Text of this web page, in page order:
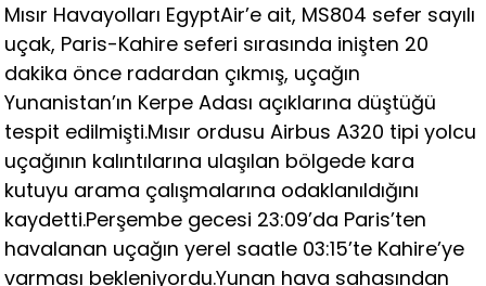
Mısır Havayolları EgyptAir’e ait, MS804 sefer sayılı
uçak, Paris-Kahire seferi sırasında inişten 20
dakika önce radardan çıkmış, uçağın
Yunanistan’ın Kerpe Adası açıklarına düştüğü
tespit edilmişti.Mısır ordusu Airbus A320 tipi yolcu
uçağının kalıntılarına ulaşılan bölgede kara
kutuyu arama çalışmalarına odaklanıldığını
kaydetti.Perşembe gecesi 23:09’da Paris’ten
havalanan uçağın yerel saatle 03:15’te Kahire’ye
varması bekleniyordu.Yunan hava sahasından